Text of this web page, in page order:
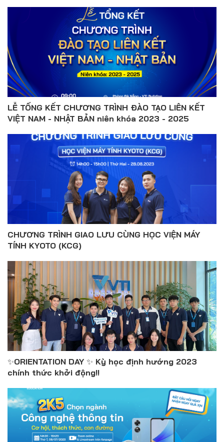
LỄ TỔNG KẾT CHƯƠNG TRÌNH ĐÀO TẠO LIÊN KẾT
VIỆT NAM - NHẬT BẢN niên khóa 2023 - 2025
CHƯƠNG TRÌNH GIAO LƯU CÙNG HỌC VIỆN MÁY
TÍNH KYOTO (KCG)
✨ORIENTATION DAY ✨ Kỳ học định hướng 2023
chính thức khởi động!!